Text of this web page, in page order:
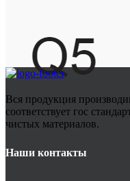
Вся продукция
соответствует гос
чистых материалов.
Наши контакты